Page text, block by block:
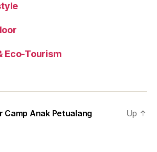
Eco-Tourism
Camp Anak Petualang
Up ↑